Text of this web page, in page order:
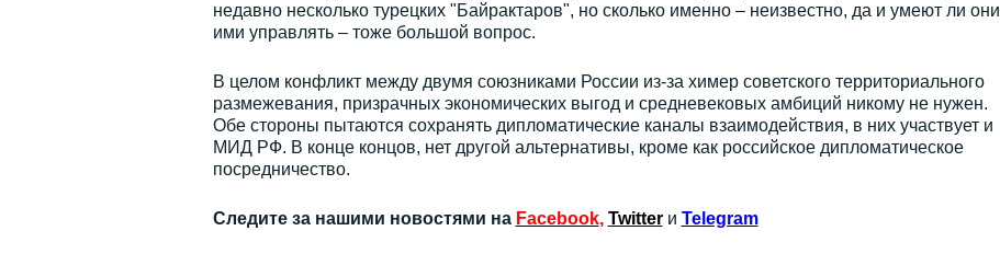
недавно несколько турецких "Байрактаров", но сколько именно – неизвестно, да и умеют ли они
ими управлять – тоже большой вопрос.
В целом конфликт между двумя союзниками России из-за химер советского территориального
размежевания, призрачных экономических выгод и средневековых амбиций никому не нужен.
Обе стороны пытаются сохранять дипломатические каналы взаимодействия, в них участвует и
МИД РФ. В конце концов, нет другой альтернативы, кроме как российское дипломатическое
посредничество.
Следите за нашими новостями на Facebook, Twitter и Telegram